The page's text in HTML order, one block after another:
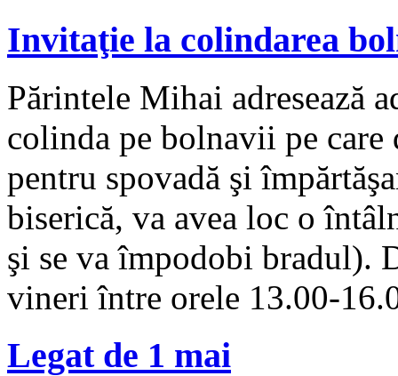
Invitaţie la colindarea
Părintele Mihai adresează
colinda pe bolnavii pe
pentru spovadă şi
biserică, va avea loc o
şi se va împodobi bradul).
vineri între orele 13.00-
Legat de 1 mai